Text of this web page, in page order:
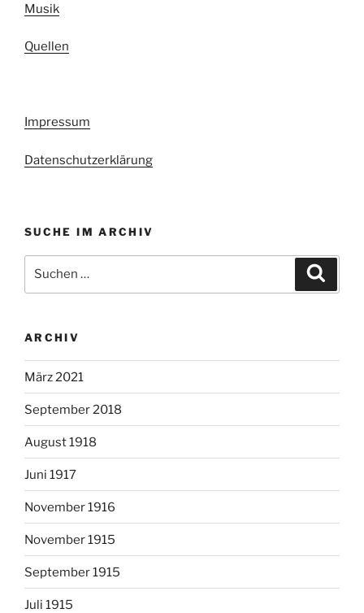
Musik
Quellen
Impressum
Datenschutzerklärung
SUCHE IM ARCHIV
nach:
ARCHIV
März 2021
September 2018
August 1918
Juni 1917
November 1916
November 1915
September 1915
Juli 1915